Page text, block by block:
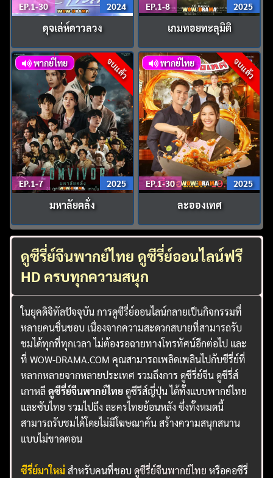
EP.1-30 2024
ดุจเล่ห์ดาวลวง
EP.1-8 2025
เกมทอยทะลุมิติ
จบแล้ว
พากย์ไทย
EP.1-7 2025
มหาลัยคลั่ง
จบแล้ว
พากย์ไทย
EP.1-30 2025
ละอองเทศ
ดูซีรี่ย์จีนพากย์ไทย ดูซีรี่ย์ออนไลน์ฟรี
HD ครบทุกความสนุก
ในยุคดิจิทัลปัจจุบัน การดูซีรี่ย์ออนไลน์กลายเป็นกิจกรรมที่
หลายคนชื่นชอบ เนื่องจากความสะดวกสบายที่สามารถรับ
ชมได้ทุกที่ทุกเวลา ไม่ต้องรอฉายทางโทรทัศน์อีกต่อไป และ
ที่ WOW-DRAMA.COM คุณสามารถเพลิดเพลินไปกับซีรี่ย์ที่
หลากหลายจากหลายประเทศ รวมถึงการ ดูซีรี่ย์จีน ดูซีรี่ส์
เกาหลีดูซีรี่ย์จีนพากย์ไทยดูซีรีส์ญี่ปุ่น ได้ทั้งแบบพากย์ไทย
และซับไทย รวมไปถึง ละครไทยย้อนหลัง ซึ่งทั้งหมดนี้
สามารถรับชมได้โดยไม่มีโฆษณาคั่น สร้างความสนุกสนาน
แบบไม่ขาดตอน
ซีรี่ย์มาใหม่ สำหรับคนที่ชอบดูซีรี่ย์จีนพากย์ไทย หรือคอซีรี่